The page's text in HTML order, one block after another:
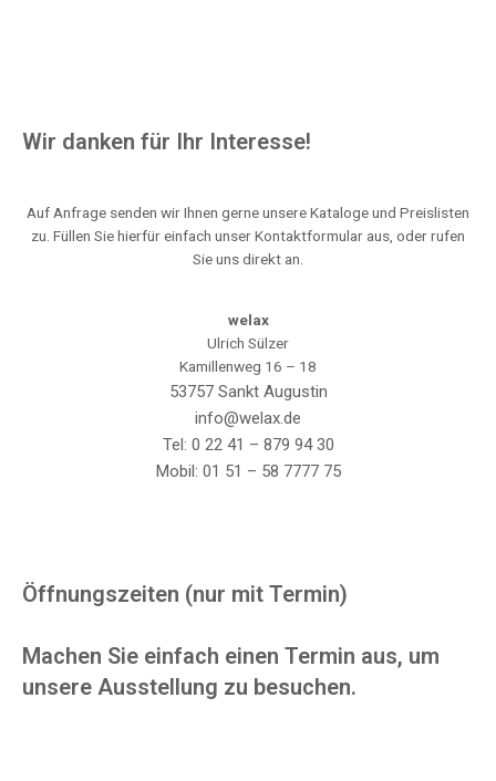
Wir danken für Ihr Interesse!
Auf Anfrage senden wir Ihnen gerne unsere Kataloge und Preislisten
zu. Füllen Sie hierfür einfach unser Kontaktformular aus, oder rufen
Sie uns direkt an.
welax
Ulrich Sülzer
Kamillenweg 16 – 18
53757 Sankt Augustin
info@welax.de
Tel: 0 22 41 – 879 94 30
Mobil: 01 51 – 58 7777 75
Öffnungszeiten (nur mit Termin)
Machen Sie einfach einen Termin aus, um
unsere Ausstellung zu besuchen.